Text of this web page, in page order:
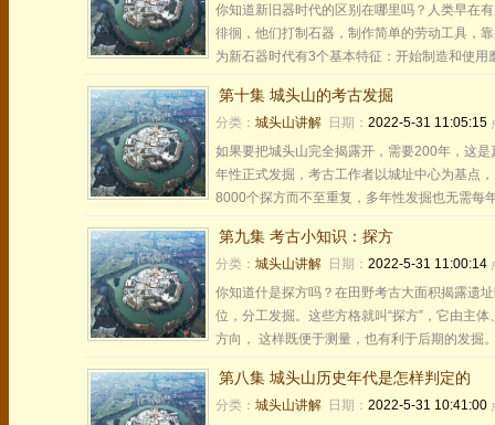
你知道新旧器时代的区别在哪里吗？人类早在
徘徊，他们打制石器，制作简单的劳动工具，
为新石器时代有3个基本特征：开始制造和使用
第十集 城头山的考古发掘
分类： 城头山讲解 日期： 2022-5-31 11:05:15
如果要把城头山完全揭露开，需要200年，这
年性正式发掘，考古工作者以城址中心为基点
8000个探方而不至重复，多年性发掘也无需每
第九集 考古小知识：探方
分类： 城头山讲解 日期： 2022-5-31 11:00:14
你知道什是探方吗？在田野考古大面积揭露遗
位，分工发掘。这些方格就叫“探方”，它由主
方向， 这样既便于测量，也有利于后期的发掘
第八集 城头山历史年代是怎样判定的
分类： 城头山讲解 日期： 2022-5-31 10:41:00